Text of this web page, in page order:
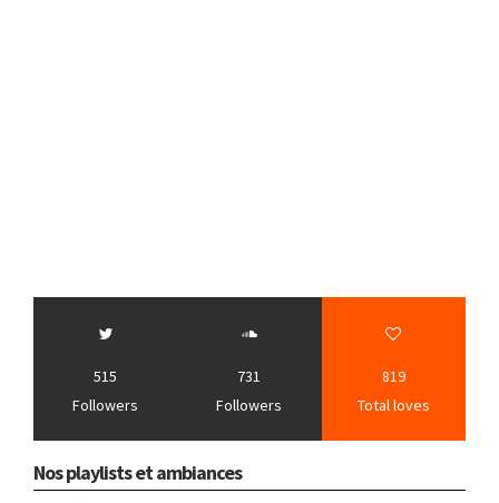
515
Followers
731
Followers
819
Total loves
Nos playlists et ambiances